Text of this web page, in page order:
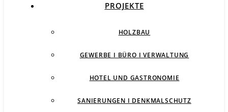
PROJEKTE
HOLZBAU
GEWERBE I BÜRO I VERWALTUNG
HOTEL UND GASTRONOMIE
SANIERUNGEN I DENKMALSCHUTZ